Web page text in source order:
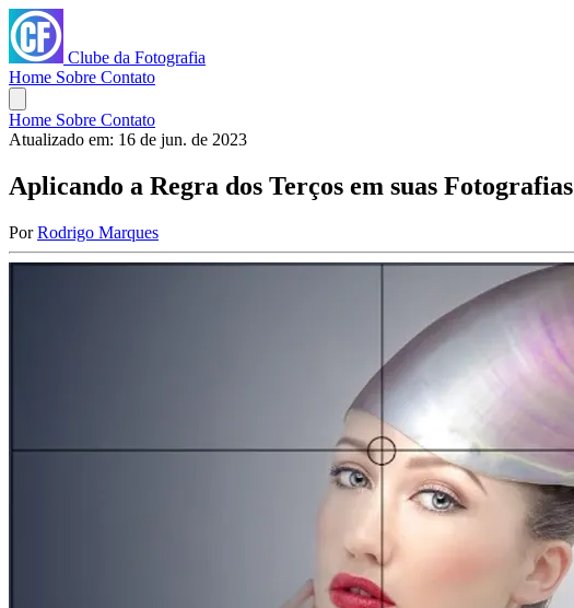
Clube da Fotografia
Home Sobre Contato
Home Sobre Contato
Atualizado em: 16 de jun. de 2023
Aplicando a Regra dos Terços em suas Fotografias
Por Rodrigo Marques